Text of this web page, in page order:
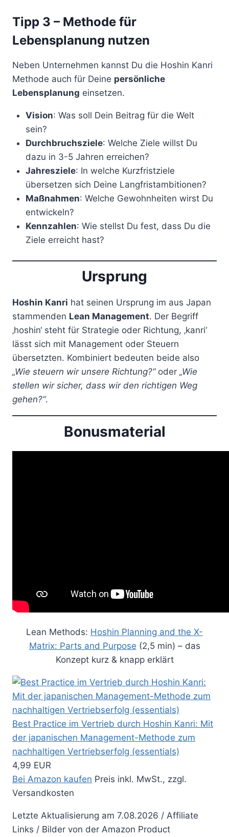
Tipp 3 – Methode für
Lebensplanung nutzen
Neben Unternehmen kannst Du die Hoshin Kanri
Methode auch für Deine persönliche
Lebensplanung einsetzen.
Vision: Was soll Dein Beitrag für die Welt
sein?
Durchbruchsziele: Welche Ziele willst Du
dazu in 3-5 Jahren erreichen?
Jahresziele: In welche Kurzfristziele
übersetzen sich Deine Langfristambitionen?
Maßnahmen: Welche Gewohnheiten wirst Du
entwickeln?
Kennzahlen: Wie stellst Du fest, dass Du die
Ziele erreicht hast?
Ursprung
Hoshin Kanri hat seinen Ursprung im aus Japan
stammenden Lean Management. Der Begriff
‚hoshin‘ steht für Strategie oder Richtung, ‚kanri‘
lässt sich mit Management oder Steuern
übersetzten. Kombiniert bedeuten beide also
„Wie steuern wir unsere Richtung?“oder „Wie
stellen wir sicher, dass wir den richtigen Weg
gehen?“.
Bonusmaterial
Lean Methods: Hoshin Planning and the X-
Matrix: Parts and Purpose (2,5 min) – das
Konzept kurz & knapp erklärt
Best Practice im Vertrieb durch Hoshin Kanri: Mit
der japanischen Management-Methode zum
nachhaltigen Vertriebserfolg (essentials)
4,99 EUR
Bei Amazon kaufen Preis inkl. MwSt., zzgl.
Versandkosten
Letzte Aktualisierung am 7.08.2026 / Affiliate
Links / Bilder von der Amazon Product